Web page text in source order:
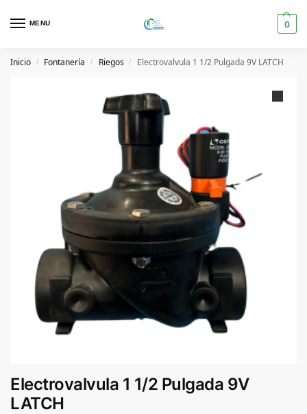
MENU 0
Inicio / Fontanería / Riegos / Electrovalvula 1 1/2 Pulgada 9V LATCH
Electrovalvula 1 1/2 Pulgada 9V
LATCH